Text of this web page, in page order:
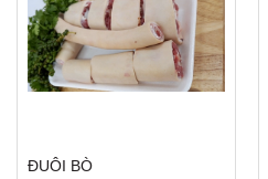
ĐUÔI BÒ